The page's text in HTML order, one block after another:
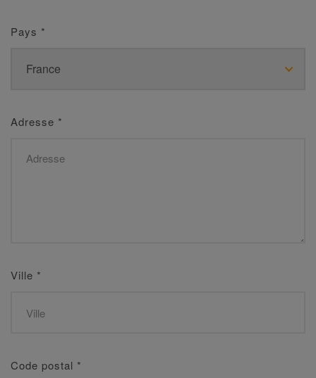
Pays *
Adresse *
Ville *
Code postal *